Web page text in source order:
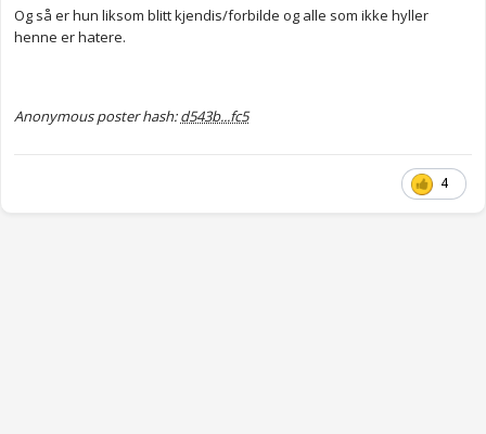
Og så er hun liksom blitt kjendis/forbilde og alle som ikke hyller
henne er hatere.
Anonymous poster hash:d543b...fc5
4